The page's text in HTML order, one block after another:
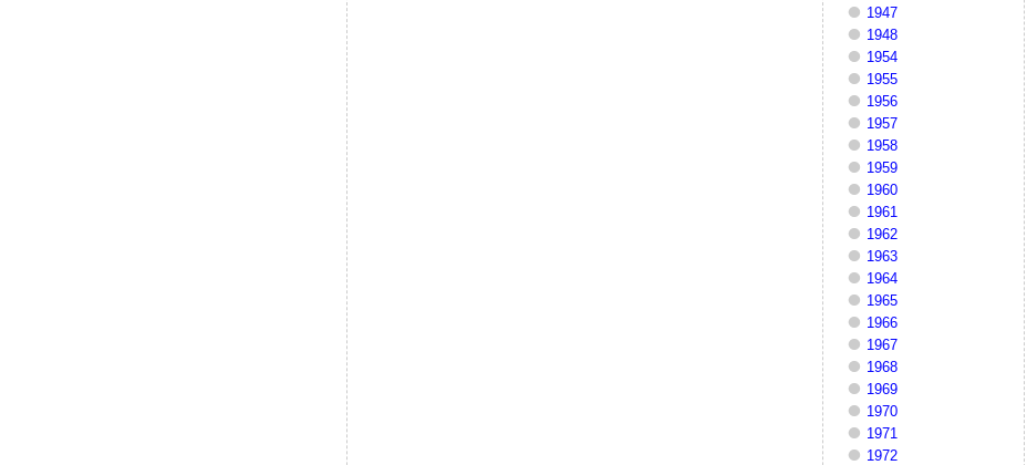
1947
1948
1954
1955
1956
1957
1958
1959
1960
1961
1962
1963
1964
1965
1966
1967
1968
1969
1970
1971
1972